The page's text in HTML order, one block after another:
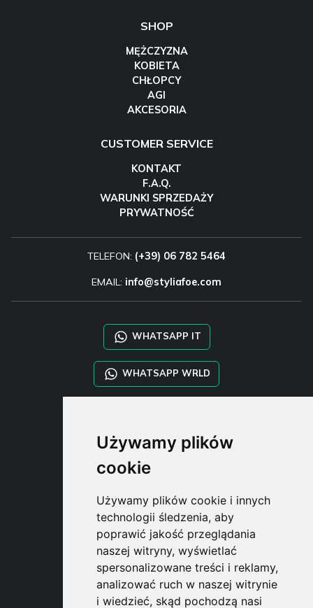
Używamy plików
cookie
Używamy plików cookie i innych
technologii śledzenia, aby
poprawić jakość przeglądania
naszej witryny, wyświetlać
spersonalizowane treści i reklamy,
analizować ruch w naszej witrynie
i wiedzieć, skąd pochodzą nasi
SHOP
MĘŻCZYZNA
KOBIETA
CHŁOPCY
AGI
AKCESORIA
CUSTOMER SERVICE
KONTAKT
F.A.Q.
WARUNKI SPRZEDAŻY
PRYWATNOŚĆ
TELEFON: (+39) 06 782 5464
EMAIL: info@styliafoe.com
WHATSAPP IT
WHATSAPP WRLD
SHOP B2B
TAYLOR MADE ORDERS
DROPSHIPPING
USER
SUBSCRIBE
ZALOGUJ
CART